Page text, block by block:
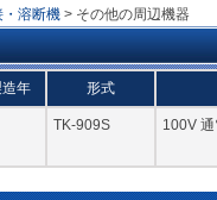
・溶断機 > その他の周辺機器
年 形式
TK-909S 100V